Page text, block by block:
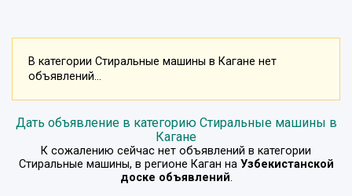
В категории Стиральные машины в Кагане нет
объявлений...
Дать объявление в категорию Стиральные машины в
Кагане
К сожалению сейчас нет объявлений в категории
Стиральные машины, в регионе Каган на Узбекистанской
доске объявлений.